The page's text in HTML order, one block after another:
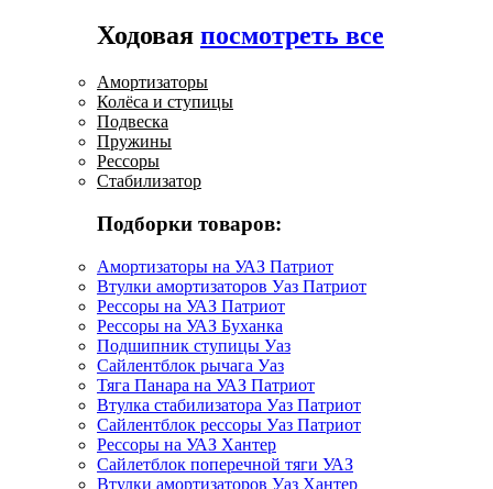
Ходовая посмотреть все
Амортизаторы
Колёса и ступицы
Подвеска
Пружины
Рессоры
Стабилизатор
Подборки товаров:
Амортизаторы на УАЗ Патриот
Втулки амортизаторов Уаз Патриот
Рессоры на УАЗ Патриот
Рессоры на УАЗ Буханка
Подшипник ступицы Уаз
Сайлентблок рычага Уаз
Тяга Панара на УАЗ Патриот
Втулка стабилизатора Уаз Патриот
Сайлентблок рессоры Уаз Патриот
Рессоры на УАЗ Хантер
Сайлетблок поперечной тяги УАЗ
Втулки амортизаторов Уаз Хантер